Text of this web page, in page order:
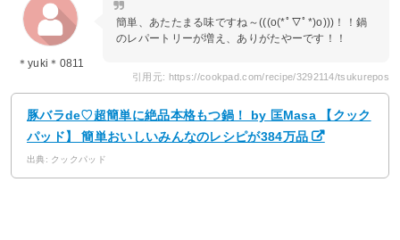
＊yuki＊0811
簡単、あたたまる味ですね～(((o(*ﾟ▽ﾟ*)o)))！！鍋
のレパートリーが増え、ありがたやーです！！
引用元: https://cookpad.com/recipe/3292114/tsukurepos
豚バラde♡超簡単に絶品本格もつ鍋！ by 匡Masa 【クック
パッド】 簡単おいしいみんなのレシピが384万品
出典: クックパッド